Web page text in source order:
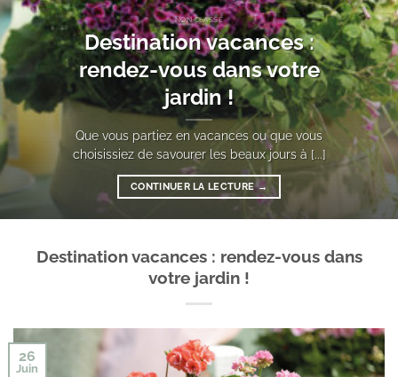
NON CLASSÉ
Destination vacances :
rendez-vous dans votre
jardin !
Que vous partiez en vacances ou que vous
choisissiez de savourer les beaux jours à [...]
CONTINUER LA LECTURE→
Destination vacances : rendez-vous dans
votre jardin !
26
Juin